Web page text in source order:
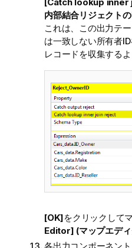
[Catch lookup inner
内部結合リジェクト
これは、この出力テ
は一致しない所有者
レコードを収集する
[OK]をクリックして
Editor] (マップエデ